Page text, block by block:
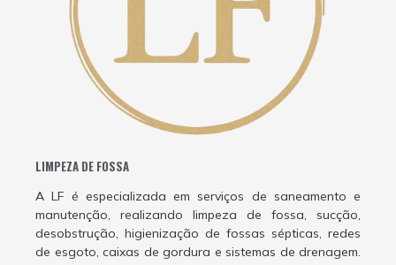
LIMPEZA DE FOSSA
A LF é especializada em serviços de saneamento e
manutenção, realizando limpeza de fossa, sucção,
desobstrução, higienização de fossas sépticas, redes
de esgoto, caixas de gordura e sistemas de drenagem.